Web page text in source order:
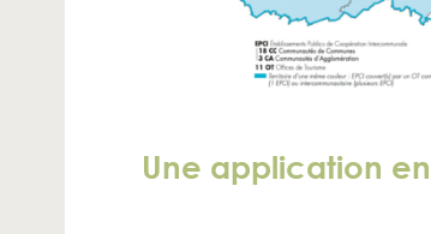
Une application